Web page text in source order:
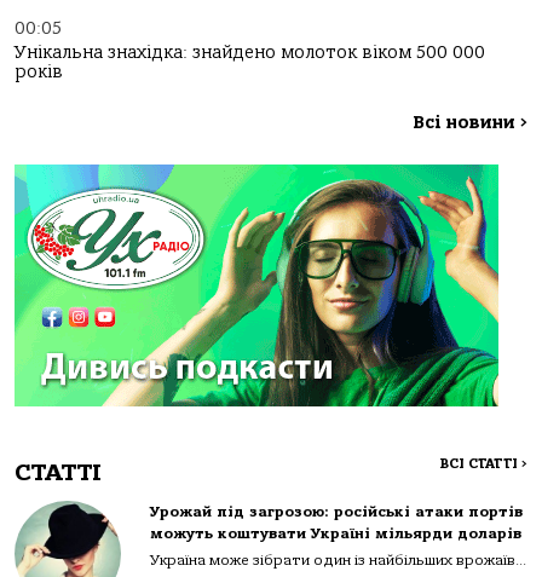
00:05
Унікальна знахідка: знайдено молоток віком 500 000
років
Всі новини >
СТАТТІ ВСІ СТАТТІ >
Урожай під загрозою: російські атаки портів
можуть коштувати Україні мільярди доларів
Україна може зібрати один із найбільших врожаїв...